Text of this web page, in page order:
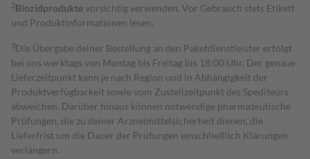
2Biozidproduktevorsichtig verwenden. Vor Gebrauch stets Etikett
und Produktinformationen lesen.
3Die Übergabe deiner Bestellung an den Paketdienstleister erfolgt
bei uns werktags von Montag bis Freitag bis 18:00 Uhr. Der genaue
Lieferzeitpunkt kann je nach Region und in Abhängigkeit der
Produktverfügbarkeit sowie vom Zustellzeitpunkt des Spediteurs
abweichen. Darüber hinaus können notwendige pharmazeutische
Prüfungen, die zu deiner Arzneimittelsicherheit dienen, die
Lieferfrist um die Dauer der Prüfungen einschließlich Klärungen
verlängern.